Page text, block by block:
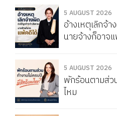
5 AUGUST 2026
อ้างเหตุเลิกจ้
นายจ้างก็อาจ
5 AUGUST 2026
พักร้อนตามส่ว
ไหม